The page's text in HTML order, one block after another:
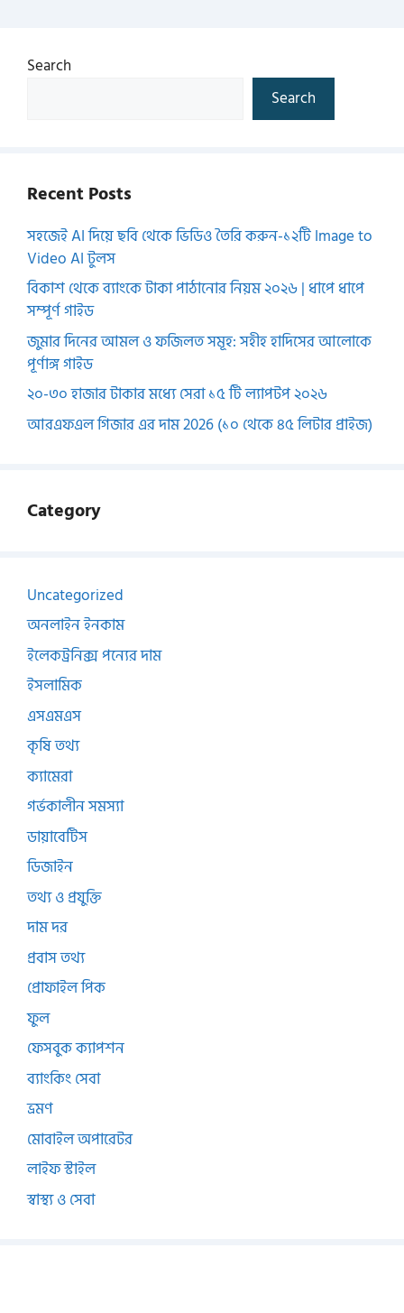
Search
Search
Recent Posts
সহজেই AI দিয়ে ছবি থেকে ভিডিও তৈরি করুন-১২টি Image to
Video AI টুলস
বিকাশ থেকে ব্যাংকে টাকা পাঠানোর নিয়ম ২০২৬ | ধাপে ধাপে
সম্পূর্ণ গাইড
জুমার দিনের আমল ও ফজিলত সমূহ: সহীহ হাদিসের আলোকে
পূর্ণাঙ্গ গাইড
২০-৩০ হাজার টাকার মধ্যে সেরা ১৫ টি ল্যাপটপ ২০২৬
আরএফএল গিজার এর দাম 2026 (১০ থেকে ৪৫ লিটার প্রাইজ)
Category
Uncategorized
অনলাইন ইনকাম
ইলেকট্রনিক্স পন্যের দাম
ইসলামিক
এসএমএস
কৃষি তথ্য
ক্যামেরা
গর্ভকালীন সমস্যা
ডায়াবেটিস
ডিজাইন
তথ্য ও প্রযুক্তি
দাম দর
প্রবাস তথ্য
প্রোফাইল পিক
ফুল
ফেসবুক ক্যাপশন
ব্যাংকিং সেবা
ভ্রমণ
মোবাইল অপারেটর
লাইফ স্টাইল
স্বাস্থ্য ও সেবা